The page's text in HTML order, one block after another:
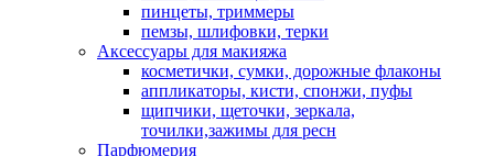
пинцеты, триммеры
пемзы, шлифовки, терки
Аксессуары для макияжа
косметички, сумки, дорожные флаконы
аппликаторы, кисти, спонжи, пуфы
щипчики, щеточки, зеркала,
точилки,зажимы для ресн
Парфюмерия